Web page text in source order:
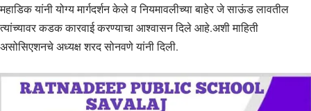
महाडिक यांनी योग्य मार्गदर्शन केले व नियमावलीच्या बाहेर जे साऊंड लावतील
त्यांच्यावर कडक कारवाई करण्याचा आश्वासन दिले आहे.अशी माहिती
असोसिएशनचे अध्यक्ष शरद सोनवणे यांनी दिली.